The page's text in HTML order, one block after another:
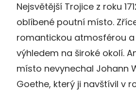
Nejsvětější Trojice z roku
oblíbené poutní místo.
romantickou atmosférou
výhledem na široké okolí.
místo nevynechal Johann
Goethe, který ji navštívil v